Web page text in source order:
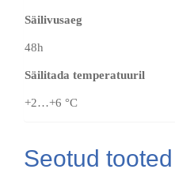
Säilivusaeg
48h
Säilitada temperatuuril
+2…+6 °C
Seotud tooted